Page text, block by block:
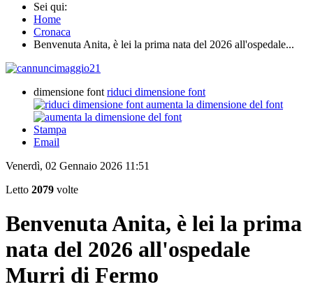
Sei qui:
Home
Cronaca
Benvenuta Anita, è lei la prima nata del 2026 all'ospedale...
dimensione font riduci dimensione font
aumenta la dimensione del font
Stampa
Email
Venerdì, 02 Gennaio 2026 11:51
Letto 2079 volte
Benvenuta Anita, è lei la prima
nata del 2026 all'ospedale
Murri di Fermo